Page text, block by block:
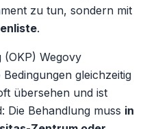
zu tun, sondern mit
.
(OKP) Wegovy
gleichzeitig
übersehen und ist
Die Behandlung muss in